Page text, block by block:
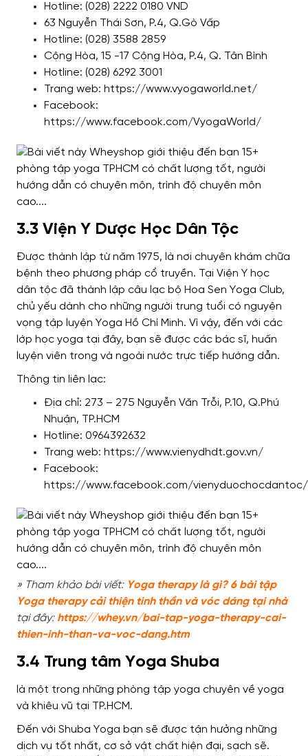
Hotline: (028) 2222 0180 VND
63 Nguyễn Thái Sơn, P.4, Q.Gò Vấp
Hotline: (028) 3588 2859
Cộng Hòa, 15 -17 Cộng Hòa, P.4, Q. Tân Bình
Hotline: (028) 6292 3001
Trang web: https://www.vyogaworld.net/
Facebook:
https://www.facebook.com/VyogaWorld/
3.3 Viện Y Dược Học Dân Tộc
Được thành lập từ năm 1975, là nơi chuyên khám chữa
bệnh theo phương pháp cổ truyền. Tại Viện Y học
dân tộc đã thành lập câu lạc bộ Hoa Sen Yoga Club,
chủ yếu dành cho những người trung tuổi có nguyện
vọng tập luyện Yoga Hồ Chí Minh. Vì vậy, đến với các
lớp học yoga tại đây, bạn sẽ được các bác sĩ, huấn
luyện viên trong và ngoài nước trực tiếp hướng dẫn.
Thông tin liên lạc:
Địa chỉ: 273 – 275 Nguyễn Văn Trỗi, P.10, Q.Phú
Nhuận, TP.HCM
Hotline: 0964392632
Trang web: https://www.vienydhdt.gov.vn/
Facebook:
https://www.facebook.com/vienyduochocdantoc/
» Tham khảo bài viết: Yoga therapy là gì? 6 bài tập
Yoga therapy cải thiện tinh thần và vóc dáng tại nhà
tại đây: https://whey.vn/bai-tap-yoga-therapy-cai-
thien-inh-than-va-voc-dang.htm
3.4 Trung tâm Yoga Shuba
là một trong những phòng tập yoga chuyên về yoga
và khiêu vũ tại TP.HCM.
Đến với Shuba Yoga bạn sẽ được tận hưởng những
dịch vụ tốt nhất, cơ sở vật chất hiện đại, sạch sẽ.